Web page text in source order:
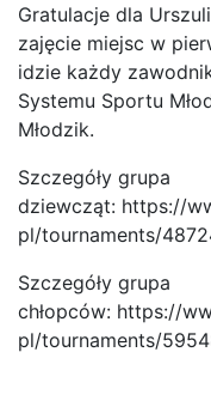
Gratulacje dla
zajęcie miejsc w
idzie każdy
Systemu Sportu
Młodzik.
Szczegóły grupa
dziewcząt: https://
pl/tournaments/
Szczegóły grupa
chłopców: https://
pl/tournaments/